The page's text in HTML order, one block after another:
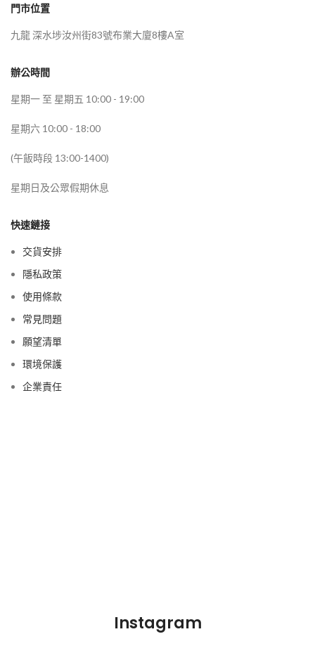
門市位置
九龍 深水埗汝州街83號布業大廈8樓A室
辦公時間
星期一 至 星期五 10:00 - 19:00
星期六 10:00 - 18:00
(午飯時段 13:00-1400)
星期日及公眾假期休息
快速鏈接
交貨安排
隱私政策
使用條款
常見問題
願望清單
環境保護
企業責任
Instagram